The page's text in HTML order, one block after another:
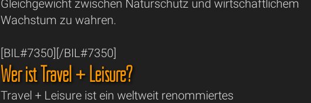
Gleichgewicht zwischen Naturschutz und wirtschaftlichem
Wachstum zu wahren.
[BIL#7350][/BIL#7350]
Wer ist Travel + Leisure?
Travel + Leisure ist ein weltweit renommiertes